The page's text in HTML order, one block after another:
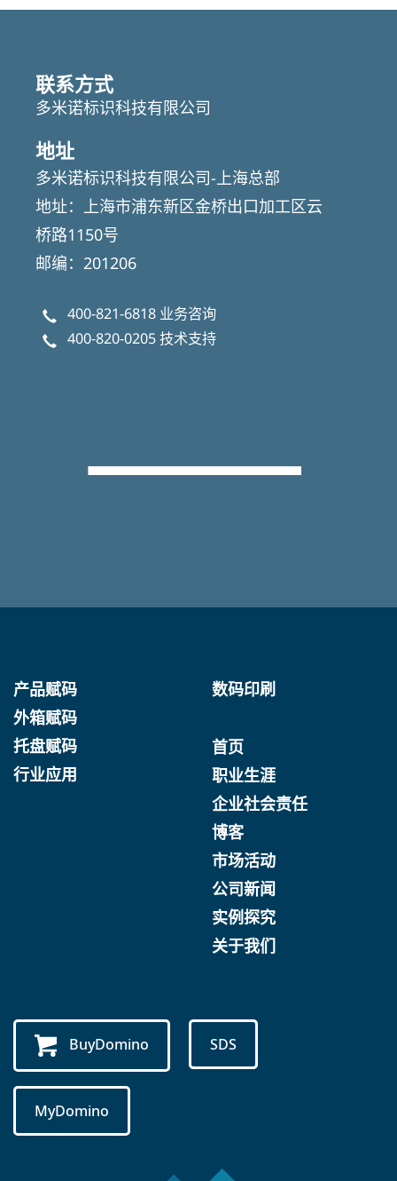
Featured
联系方式
多米诺标识科技有限公司
地址
多米诺标识科技有限公司-上海总部
地址：上海市浦东新区金桥出口加工区云
桥路1150号
邮编：201206
400-821-6818 业务咨询
400-820-0205技术支持
产品赋码
外箱赋码
托盘赋码
行业应用
数码印刷
首页
职业生涯
企业社会责任
博客
市场活动
公司新闻
实例探究
关于我们
BuyDomino SDS
MyDomino